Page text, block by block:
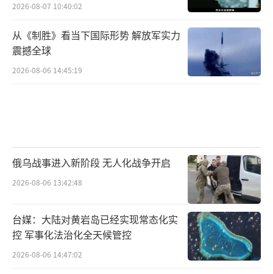
2026-08-07 10:40:02
从《制胜》看当下国际形势 解放军实力
震撼全球
2026-08-06 14:45:19
俄乌战事进入新阶段 无人化战争开启
2026-08-06 13:42:48
台媒：大陆对黄岩岛已经实现常态化实
控 军事化法治化全天候管控
2026-08-06 14:47:02